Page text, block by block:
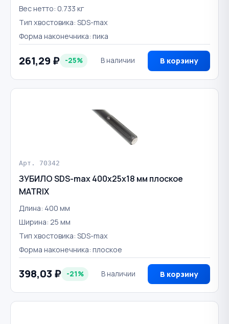
Вес нетто: 0.733 кг
Тип хвостовика: SDS-max
Форма наконечника: пика
261,29 ₽ -25% В наличии В корзину
Арт. 70342
ЗУБИЛО SDS-max 400х25х18 мм плоское
MATRIX
Длина: 400 мм
Ширина: 25 мм
Тип хвостовика: SDS-max
Форма наконечника: плоское
398,03 ₽ -21% В наличии В корзину